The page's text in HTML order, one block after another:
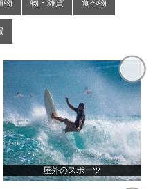
物 物・雑貨 食べ物
屋外のスポーツ